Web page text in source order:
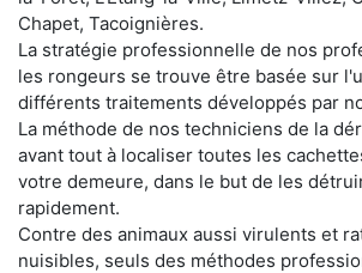
Chapet, Tacoignières.
La stratégie professionnelle de nos
les rongeurs se trouve être basée sur
différents traitements développés par
La méthode de nos techniciens de la
avant tout à localiser toutes les
votre demeure, dans le but de les
rapidement.
Contre des animaux aussi virulents et
nuisibles, seuls des méthodes